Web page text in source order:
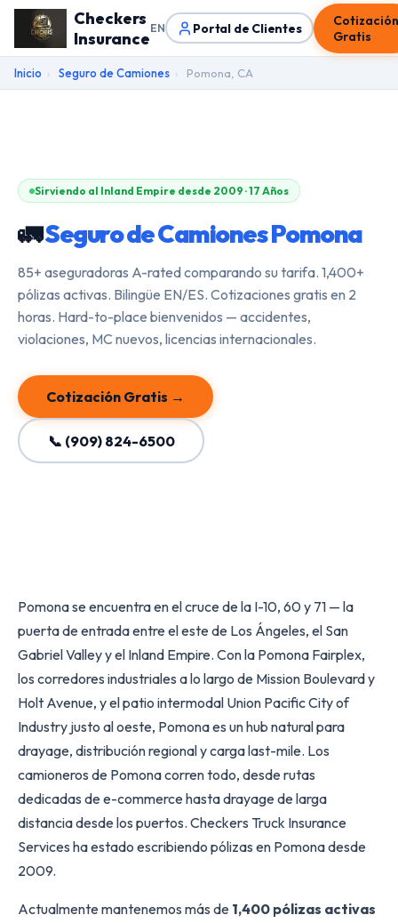
Checkers
InsuranceEN Portal de Clientes
Gratis
Inicio › Seguro de Camiones › Pomona, CA
Sirviendo al Inland Empire desde 2009 · 17 Años
🚛Seguro de Camiones Pomona
85+ aseguradoras A-rated comparando su tarifa. 1,400+
pólizas activas. Bilingüe EN/ES. Cotizaciones gratis en 2
horas. Hard-to-place bienvenidos — accidentes,
violaciones, MC nuevos, licencias internacionales.
Cotización Gratis →
📞 (909) 824-6500
Pomona se encuentra en el cruce de la I-10, 60 y 71 — la
puerta de entrada entre el este de Los Ángeles, el San
Gabriel Valley y el Inland Empire. Con la Pomona Fairplex,
los corredores industriales a lo largo de Mission Boulevard y
Holt Avenue, y el patio intermodal Union Pacific City of
Industry justo al oeste, Pomona es un hub natural para
drayage, distribución regional y carga last-mile. Los
camioneros de Pomona corren todo, desde rutas
dedicadas de e-commerce hasta drayage de larga
distancia desde los puertos. Checkers Truck Insurance
Services ha estado escribiendo pólizas en Pomona desde
2009.
Actualmente mantenemos más de 1,400 pólizas activas